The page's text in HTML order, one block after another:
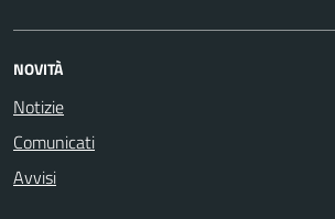
NOVITÀ
Notizie
Comunicati
Avvisi